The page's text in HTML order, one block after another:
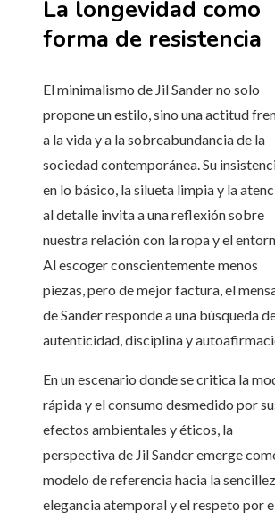
La longevidad como
forma de resistencia
El minimalismo de Jil Sander no solo
propone un estilo, sino una actitud
a la vida y a la sobreabundancia de la
sociedad contemporánea. Su
en lo básico, la silueta limpia y la
al detalle invita a una reflexión sobre
nuestra relación con la ropa y el
Al escoger conscientemente menos
piezas, pero de mejor factura, el
de Sander responde a una búsqueda
autenticidad, disciplina y
En un escenario donde se critica la
rápida y el consumo desmedido por
efectos ambientales y éticos, la
perspectiva de Jil Sander emerge
modelo de referencia hacia la
elegancia atemporal y el respeto por